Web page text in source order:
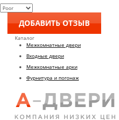
Каталог
Межкомнатные двери
Входные двери
Межкомнатные арки
Фурнитура и погонаж